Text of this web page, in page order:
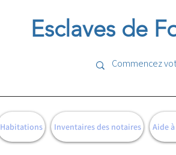
Esclaves de
Habitations Inventaires des notaires Aide